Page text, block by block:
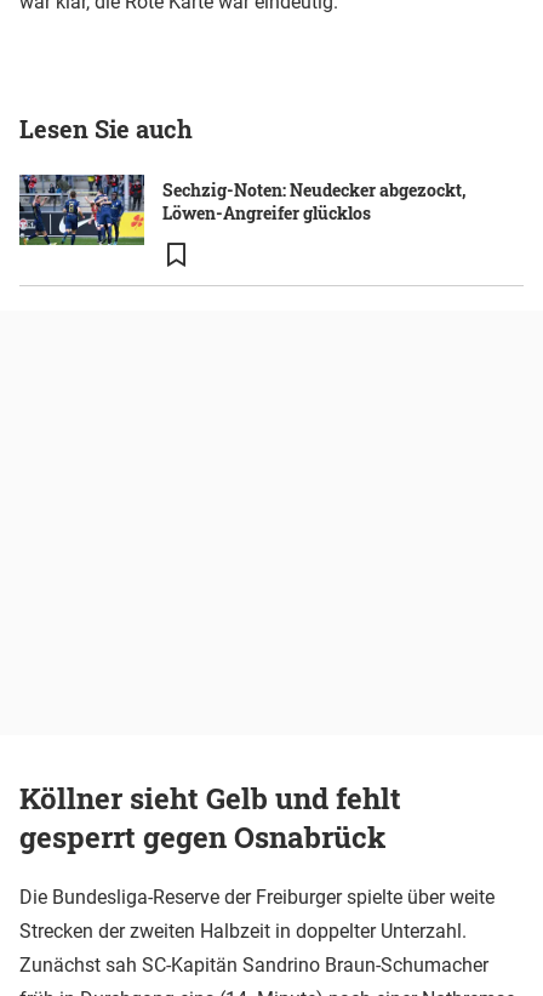
Lesen Sie auch
Sechzig-Noten: Neudecker abgezockt,
Löwen-Angreifer glücklos
Köllner sieht Gelb und fehlt
gesperrt gegen Osnabrück
Die Bundesliga-Reserve der Freiburger spielte über weite
Strecken der zweiten Halbzeit in doppelter Unterzahl.
Zunächst sah SC-Kapitän Sandrino Braun-Schumacher